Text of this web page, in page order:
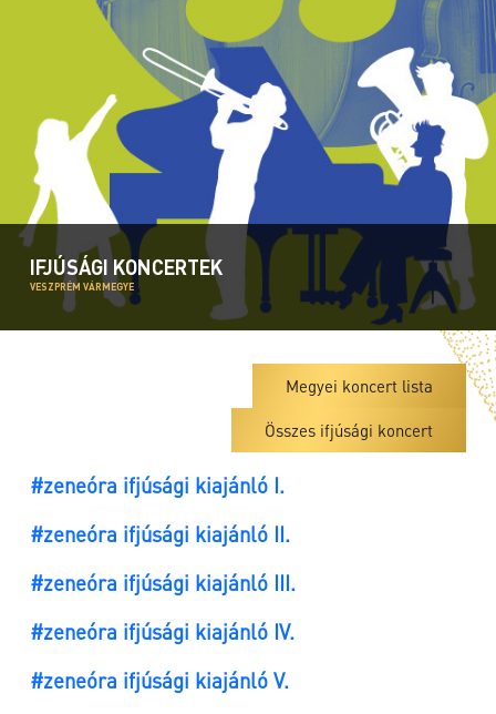
IFJÚSÁGI KONCERTEK
VESZPRÉM VÁRMEGYE
Megyei koncert lista
Összes ifjúsági koncert
#zeneóra ifjúsági kiajánló I.
#zeneóra ifjúsági kiajánló II.
#zeneóra ifjúsági kiajánló III.
#zeneóra ifjúsági kiajánló IV.
#zeneóra ifjúsági kiajánló V.